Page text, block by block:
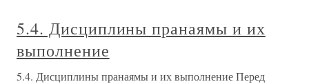
5.4. Дисциплины пранаямы и их
выполнение
5.4. Дисциплины пранаямы и их выполнение Перед